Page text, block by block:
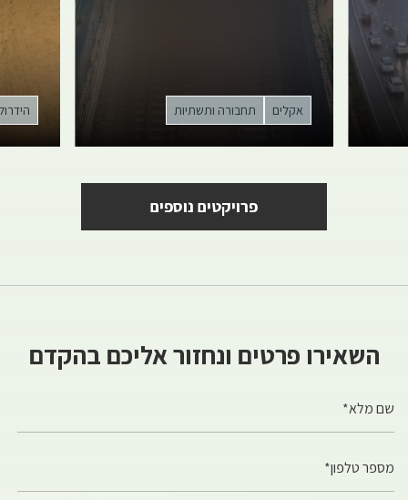
אקלים תחבורה ותשתיות
פרויקטים נוספים
השאירו פרטים ונחזור אליכם בהקדם
שם מלא*
מספר טלפון*